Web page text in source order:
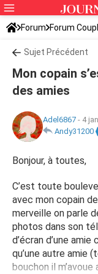
Forum Forum
Sujet Précédent
Mon copain
des amies
Adel6867 - 4
Andy31200
Bonjour, à toutes,
C’est toute
avec mon copain
merveille on parle
photos dans son
d’écran d’une
qu’une autre amie
bouchon il